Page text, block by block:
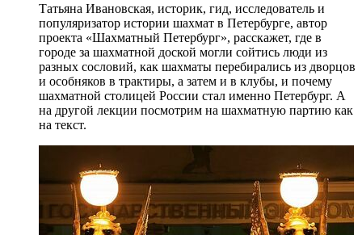
Татьяна Ивановская, историк, гид, исследователь и
популяризатор истории шахмат в Петербурге, автор
проекта «Шахматный Петербург», расскажет, где в
городе за шахматной доской могли сойтись люди из
разных сословий, как шахматы перебирались из дворцов
и особняков в трактиры, а затем и в клубы, и почему
шахматной столицей России стал именно Петербург. А
на другой лекции посмотрим на шахматную партию как
на текст.